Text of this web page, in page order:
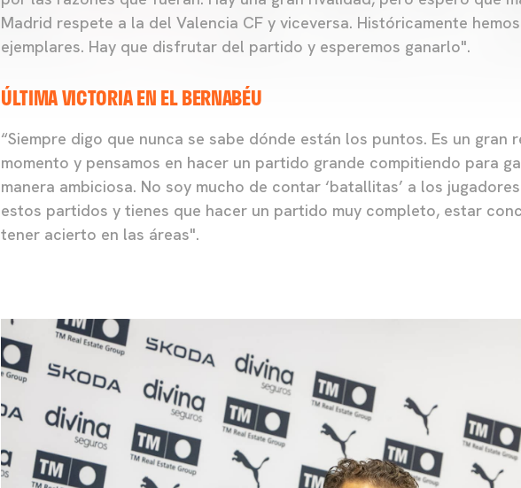
Madrid respete a la del Valencia CF y viceversa. Históricamente
ejemplares. Hay que disfrutar del partido y esperemos ganarlo".
ÚLTIMA VICTORIA EN EL BERNABÉU
“Siempre digo que nunca se sabe dónde están los puntos. Es un gran
momento y pensamos en hacer un partido grande compitiendo para
manera ambiciosa. No soy mucho de contar ‘batallitas’ a los
estos partidos y tienes que hacer un partido muy completo, estar
tener acierto en las áreas".